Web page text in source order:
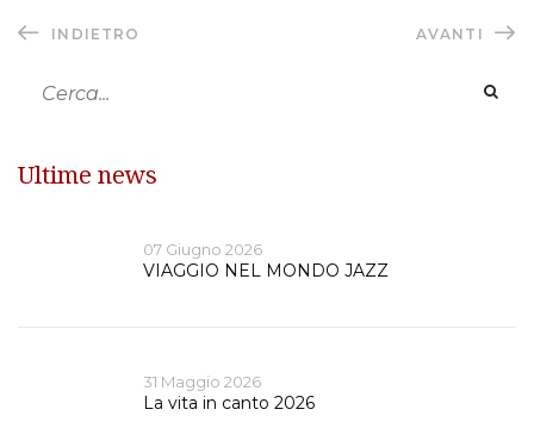
INDIETRO AVANTI
Ultime news
07 Giugno 2026
VIAGGIO NEL MONDO JAZZ
31 Maggio 2026
La vita in canto 2026